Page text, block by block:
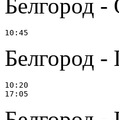
Белгород -
Белгород -
10:20